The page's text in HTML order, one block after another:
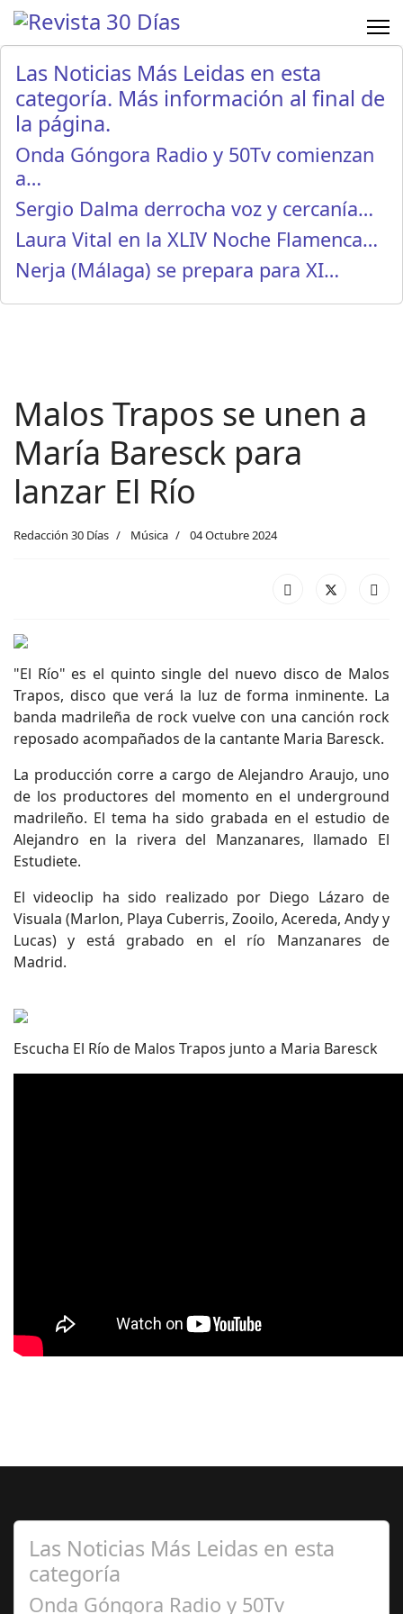
Las Noticias Más Leidas en esta
categoría. Más información al final de
la página.
Onda Góngora Radio y 50Tv comienzan
a…
Sergio Dalma derrocha voz y cercanía…
Laura Vital en la XLIV Noche Flamenca…
Nerja (Málaga) se prepara para XI…
Malos Trapos se unen a
María Baresck para
lanzar El Río
Redacción 30 Días Música 04 Octubre 2024
"El Río" es el quinto single del nuevo disco de Malos
Trapos, disco que verá la luz de forma inminente. La
banda madrileña de rock vuelve con una canción rock
reposado acompañados de la cantante Maria Baresck.
La producción corre a cargo de Alejandro Araujo, uno
de los productores del momento en el underground
madrileño. El tema ha sido grabada en el estudio de
Alejandro en la rivera del Manzanares, llamado El
Estudiete.
El videoclip ha sido realizado por Diego Lázaro de
Visuala (Marlon, Playa Cuberris, Zooilo, Acereda, Andy y
Lucas) y está grabado en el río Manzanares de
Madrid.
Escucha El Río de Malos Trapos junto a Maria Baresck
Las Noticias Más Leidas en esta
categoría
Onda Góngora Radio y 50Tv